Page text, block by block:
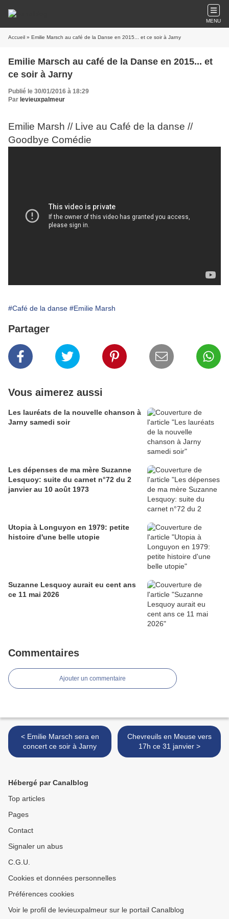
MENU
Accueil » Emilie Marsch au café de la Danse en 2015... et ce soir à Jarny
Emilie Marsch au café de la Danse en 2015... et
ce soir à Jarny
Publié le 30/01/2016 à 18:29
Par levieuxpalmeur
Emilie Marsh // Live au Café de la danse //
Goodbye Comédie
#Café de la danse #Emilie Marsh
Partager
Vous aimerez aussi
Les lauréats de la nouvelle chanson à
Jarny samedi soir
Les dépenses de ma mère Suzanne
Lesquoy: suite du carnet n°72 du 2
janvier au 10 août 1973
Utopia à Longuyon en 1979: petite
histoire d'une belle utopie
Suzanne Lesquoy aurait eu cent ans
ce 11 mai 2026
Commentaires
Ajouter un commentaire
< Emilie Marsch sera en
concert ce soir à Jarny
Chevreuils en Meuse vers
17h ce 31 janvier >
Hébergé par Canalblog
Top articles
Pages
Contact
Signaler un abus
C.G.U.
Cookies et données personnelles
Préférences cookies
Voir le profil de levieuxpalmeur sur le portail Canalblog